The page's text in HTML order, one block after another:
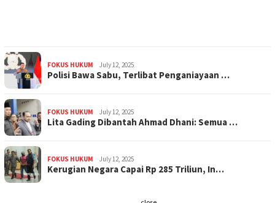
FOKUS HUKUM July 12, 2025
Polisi Bawa Sabu, Terlibat Penganiayaan …
FOKUS HUKUM July 12, 2025
Lita Gading Dibantah Ahmad Dhani: Semua …
FOKUS HUKUM July 12, 2025
Kerugian Negara Capai Rp 285 Triliun, In…